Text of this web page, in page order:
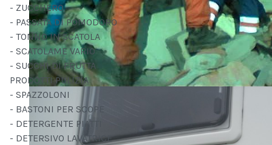
- ZUCCHERO
- PASSATA DI POMODORO
- TONNO IN SCATOLA
- SCATOLAME VARIO
- SUCCHI DI FRUTTA
PRODOTTI PULIZIA
- SPAZZOLONI
- BASTONI PER SCOPE
- DETERGENTE PIATTI
- DETERSIVO LAVATRICE